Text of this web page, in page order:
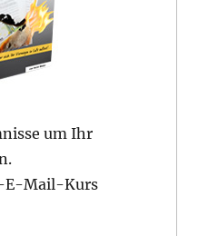
um Ihr
E-Mail-Kurs